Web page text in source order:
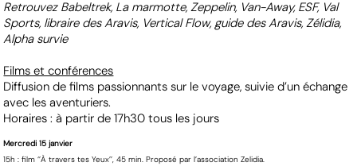
Retrouvez Babeltrek, La marmotte, Zeppelin, Van-Away, ESF, Val
Sports, libraire des Aravis, Vertical Flow, guide des Aravis, Zélidia,
Alpha survie
Films et conférences
Diffusion de films passionnants sur le voyage, suivie d’un échange
avec les aventuriers.
Horaires : à partir de 17h30 tous les jours
Mercredi 15 janvier
15h : film ‘’À travers tes Yeux’’, 45 min. Proposé par l’association Zelidia.